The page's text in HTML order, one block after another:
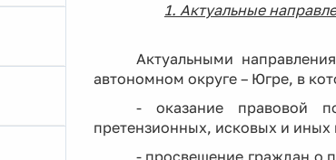
1. Актуальные
Актуальными
автономном округе – Югре, в
- оказание правовой
претензионных, исковых и иных
- просвещение граждан о